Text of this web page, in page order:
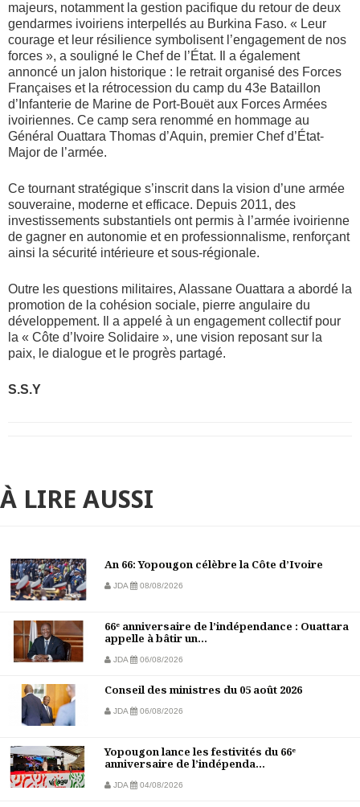
majeurs, notamment la gestion pacifique du retour de deux
gendarmes ivoiriens interpellés au Burkina Faso. « Leur
courage et leur résilience symbolisent l’engagement de nos
forces », a souligné le Chef de l’État. Il a également
annoncé un jalon historique : le retrait organisé des Forces
Françaises et la rétrocession du camp du 43e Bataillon
d’Infanterie de Marine de Port-Bouët aux Forces Armées
ivoiriennes. Ce camp sera renommé en hommage au
Général Ouattara Thomas d’Aquin, premier Chef d’État-
Major de l’armée.
Ce tournant stratégique s’inscrit dans la vision d’une armée
souveraine, moderne et efficace. Depuis 2011, des
investissements substantiels ont permis à l’armée ivoirienne
de gagner en autonomie et en professionnalisme, renforçant
ainsi la sécurité intérieure et sous-régionale.
Outre les questions militaires, Alassane Ouattara a abordé la
promotion de la cohésion sociale, pierre angulaire du
développement. Il a appelé à un engagement collectif pour
la « Côte d’Ivoire Solidaire », une vision reposant sur la
paix, le dialogue et le progrès partagé.
S.S.Y
À LIRE AUSSI
An 66: Yopougon célèbre la Côte d’Ivoire
JDA 08/08/2026
66ᵉ anniversaire de l’indépendance : Ouattara
appelle à bâtir un...
JDA 06/08/2026
Conseil des ministres du 05 août 2026
JDA 06/08/2026
Yopougon lance les festivités du 66ᵉ
anniversaire de l’indépenda...
JDA 04/08/2026